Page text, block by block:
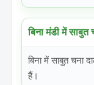
बिना मंडी में साबुत
बिना में साबुत
हैं।